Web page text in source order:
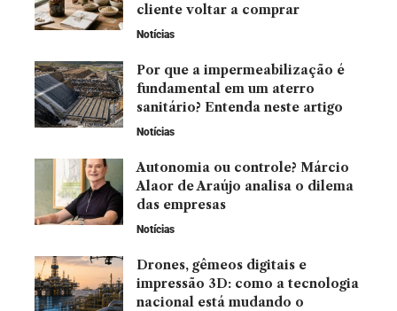
cliente voltar a comprar
Notícias
Por que a impermeabilização é
fundamental em um aterro
sanitário? Entenda neste artigo
Notícias
Autonomia ou controle? Márcio
Alaor de Araújo analisa o dilema
das empresas
Notícias
Drones, gêmeos digitais e
impressão 3D: como a tecnologia
nacional está mudando o